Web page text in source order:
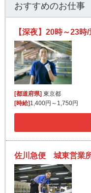
おすすめのお仕事
[都道府県] 東京都
[時給] 1,400円～1,750円